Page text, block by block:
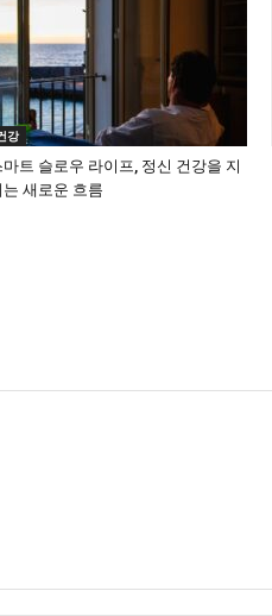
강
마트 슬로우 라이프, 정신 건강을 지
는 새로운 흐름